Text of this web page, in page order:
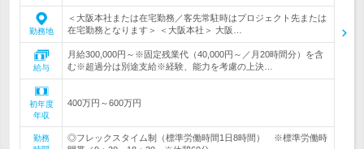
勤務地
＜大阪本社または在宅勤務／客先常駐時はプロジェクト先または
在宅勤務となります＞ ＜大阪本社＞ 大阪…
給与
月給300,000円～※固定残業代（40,000円～／月20時間分）を含
む※超過分は別途支給※経験、能力を考慮の上決…
初年度
年収
400万円～600万円
勤務
◎フレックスタイム制（標準労働時間1日8時間） ※標準労働時